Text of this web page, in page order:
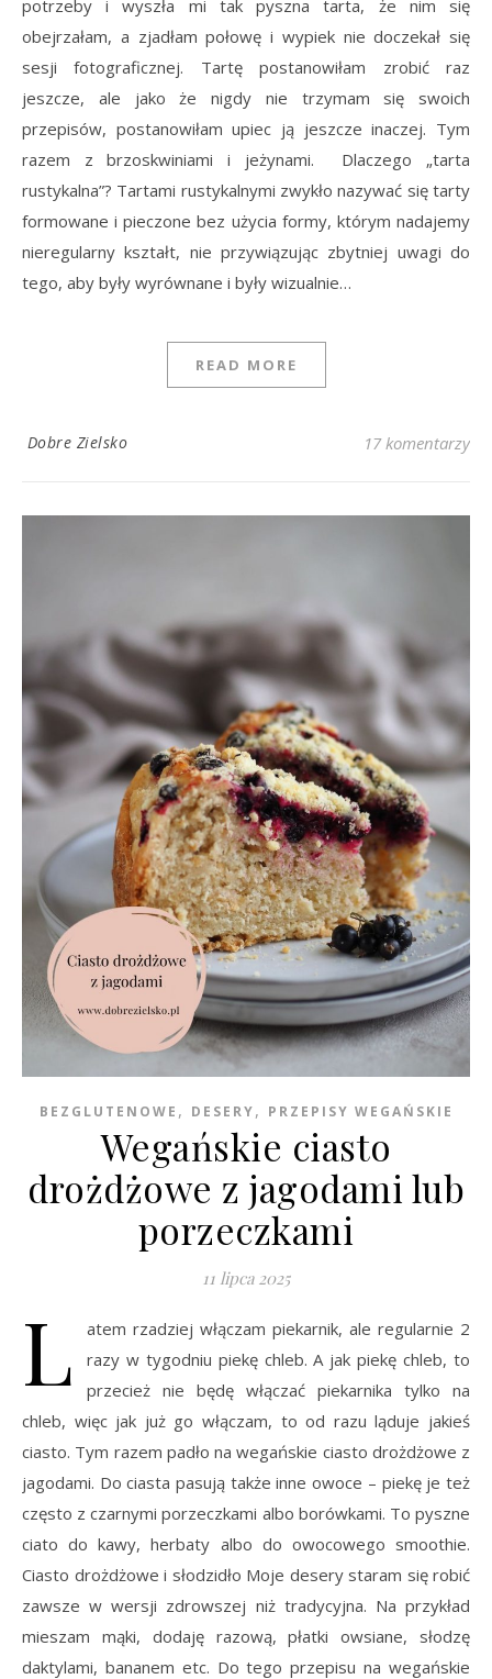
potrzeby i wyszła mi tak pyszna tarta, że nim się
obejrzałam, a zjadłam połowę i wypiek nie doczekał się
sesji fotograficznej. Tartę postanowiłam zrobić raz
jeszcze, ale jako że nigdy nie trzymam się swoich
przepisów, postanowiłam upiec ją jeszcze inaczej. Tym
razem z brzoskwiniami i jeżynami. Dlaczego „tarta
rustykalna”? Tartami rustykalnymi zwykło nazywać się tarty
formowane i pieczone bez użycia formy, którym nadajemy
nieregularny kształt, nie przywiązując zbytniej uwagi do
tego, aby były wyrównane i były wizualnie…
READ MORE
Dobre Zielsko 17 komentarzy
BEZGLUTENOWE , DESERY, PRZEPISY WEGAŃSKIE
Wegańskie ciasto
drożdżowe z jagodami lub
porzeczkami
11 lipca 2025
L
atem rzadziej włączam piekarnik, ale regularnie 2
razy w tygodniu piekę chleb. A jak piekę chleb, to
przecież nie będę włączać piekarnika tylko na
chleb, więc jak już go włączam, to od razu ląduje jakieś
ciasto. Tym razem padło na wegańskie ciasto drożdżowe z
jagodami. Do ciasta pasują także inne owoce – piekę je też
często z czarnymi porzeczkami albo borówkami. To pyszne
ciato do kawy, herbaty albo do owocowego smoothie.
Ciasto drożdżowe i słodzidło Moje desery staram się robić
zawsze w wersji zdrowszej niż tradycyjna. Na przykład
mieszam mąki, dodaję razową, płatki owsiane, słodzę
daktylami, bananem etc. Do tego przepisu na wegańskie